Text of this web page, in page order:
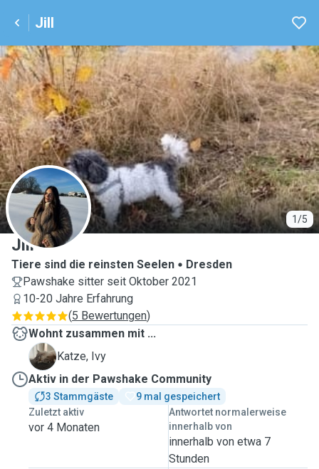
Jill
1/5
J
Jill
Tiere sind die reinsten Seelen
Dresden
Pawshake sitter seit Oktober 2021
10-20 Jahre Erfahrung
(5 Bewertungen)
Wohnt zusammen mit ...
I
Katze, Ivy
Aktiv in der Pawshake Community
3 Stammgäste
9 mal gespeichert
Zuletzt aktiv
vor 4 Monaten
Antwortet normalerweise
innerhalb von
innerhalb von etwa 7
Stunden